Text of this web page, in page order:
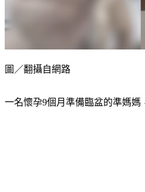
圖／翻攝自網路
一名懷孕9個月準備臨盆的準媽